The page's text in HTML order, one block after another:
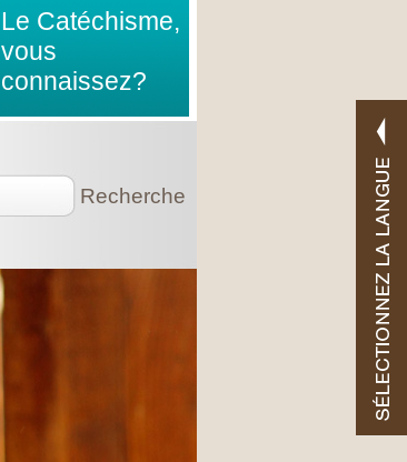
Le Catéchisme,
vous
connaissez?
Recherche